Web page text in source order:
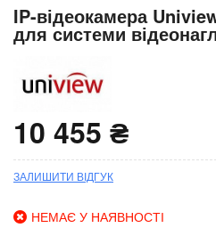
Перейти
до
початку
зображень
IP-відеокамера
для системи
10 455 ₴
ЗАЛИШИТИ ВІДГУК
НЕМАЄ У НАЯВНОСТІ